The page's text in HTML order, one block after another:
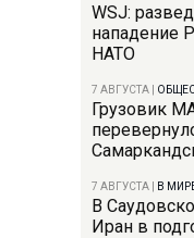
WSJ:
нападение
НАТО
7 АВГУСТА
Грузовик
7 АВГУСТА В
В
Иран в